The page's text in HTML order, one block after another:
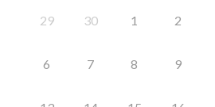
29 30 1 2
6 7 8 9